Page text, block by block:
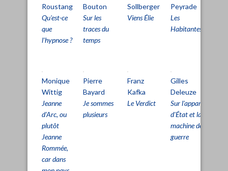
Roustang
Qu'est-ce
que
l'hypnose ?
Bouton
Sur les
traces du
temps
Sollberger
Viens Élie
Peyrade
Les
Habitantes
Monique
Wittig
Jeanne
d’Arc, ou
plutôt
Jeanne
Rommée,
car dans
Pierre
Bayard
Je sommes
plusieurs
Franz
Kafka
Le Verdict
Gilles
Deleuze
Sur l'appareil
d'État et la
machine de
guerre